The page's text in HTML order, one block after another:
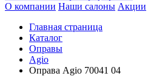
О компании Наши салоны Акции
Главная страница
Каталог
Оправы
Agio
Оправа Agio 70041 04